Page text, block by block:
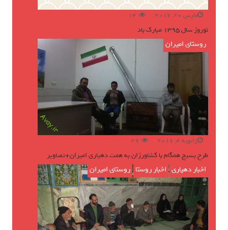
مارس 20, 2016 14
نوروز سال ۱۳۹۵ مبارک باد
روستای امیران
ژانویه 4, 2016 29
طرح بسیج همگام با کشاورزان به همت دهیاری امیران+تصاویر
اخبار دهیاری, اخبار روستا ,روستای امیران